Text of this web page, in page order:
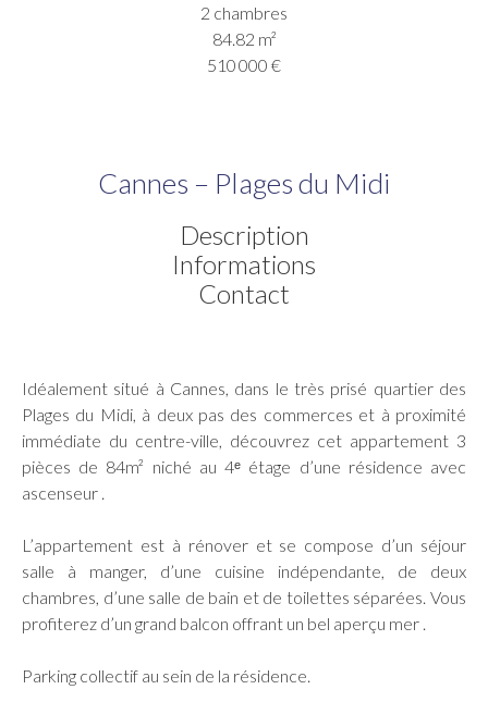
2 chambres
84.82 m²
510 000 €
Cannes – Plages du Midi
Description
Informations
Contact
Idéalement situé à Cannes, dans le très prisé quartier des
Plages du Midi, à deux pas des commerces et à proximité
immédiate du centre-ville, découvrez cet appartement 3
pièces de 84m² niché au 4ᵉ étage d’une résidence avec
ascenseur .
L’appartement est à rénover et se compose d’un séjour
salle à manger, d’une cuisine indépendante, de deux
chambres, d’une salle de bain et de toilettes séparées. Vous
profiterez d’un grand balcon offrant un bel aperçu mer .
Parking collectif au sein de la résidence.